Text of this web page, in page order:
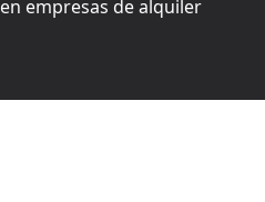
empresas de alquiler